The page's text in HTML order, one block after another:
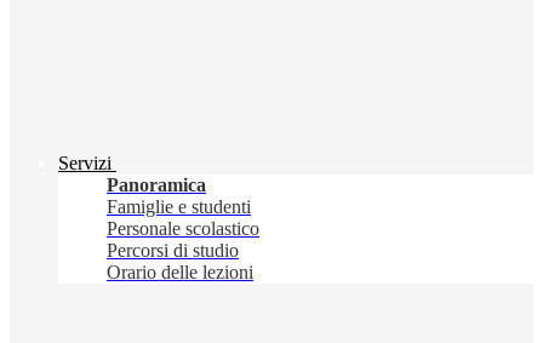
Servizi
Panoramica
Famiglie e studenti
Personale scolastico
Percorsi di studio
Orario delle lezioni